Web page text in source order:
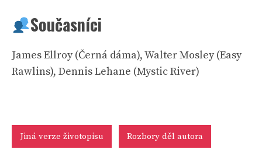
Současníci
James Ellroy (Černá dáma), Walter Mosley (Easy
Rawlins), Dennis Lehane (Mystic River)
Jiná verze životopisu Rozbory děl autora